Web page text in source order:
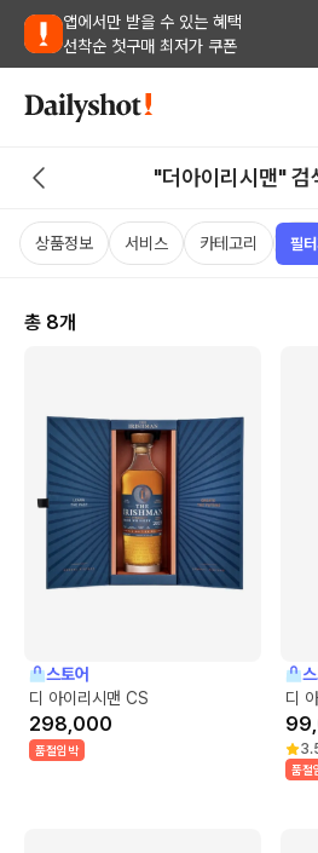
앱에서만 받을 수 있는 혜택
선착순 첫구매 최저가 쿠폰
"더아이리시맨" 검
상품정보 서비스 카테고리 가격
총 8개
스토어
디 아이리시맨 CS
298,000
품절임박
디
품절
필